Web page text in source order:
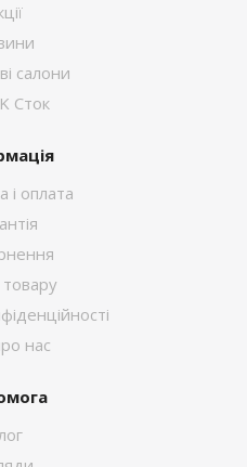
салони
Сток
і оплата
товару
нас